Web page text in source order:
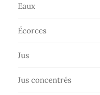
Eaux
Écorces
Jus
Jus concentrés